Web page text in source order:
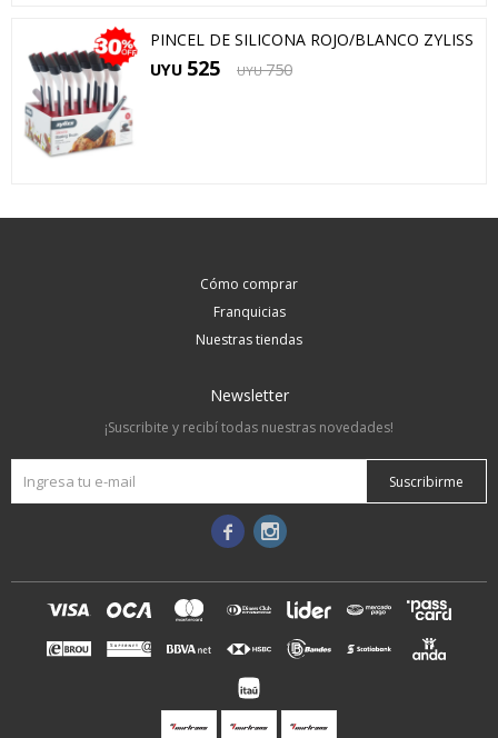
PINCEL DE SILICONA ROJO/BLANCO ZYLISS
UYU 525 UYU 750
Cómo comprar
Franquicias
Nuestras tiendas
Newsletter
¡Suscribite y recibí todas nuestras novedades!
Suscribirme
 